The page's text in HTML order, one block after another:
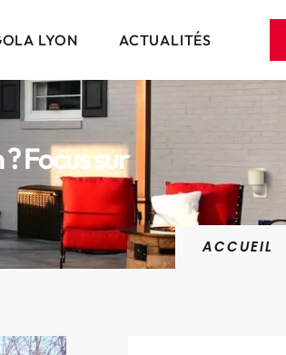
LYON ACTUALITÉS
Focus sur
ACCUEIL